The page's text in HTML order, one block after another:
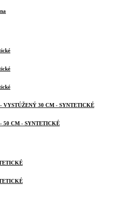
VYSTÚŽENÝ 30 CM - SYNTETICKÉ
50 CM - SYNTETICKÉ